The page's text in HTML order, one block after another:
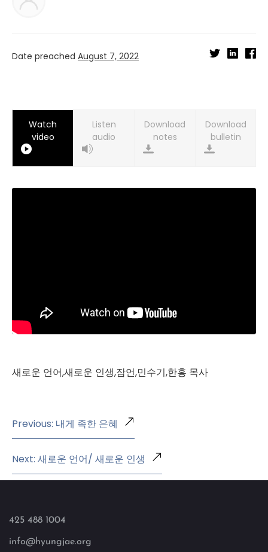
Date preached August 7, 2022
Watch
video
Listen
audio
Download
notes
Download
bulletin
새로운 언어,새로운 인생,잠언,민수기,한홍 목사
Previous: 내게 족한 은혜
Next: 새로운 언어/ 새로운 인생
425 488 1004
info@hyungjae.org